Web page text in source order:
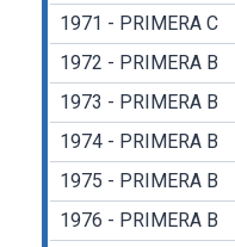
1971 - PRIMERA C
1972 - PRIMERA B
1973 - PRIMERA B
1974 - PRIMERA B
1975 - PRIMERA B
1976 - PRIMERA B